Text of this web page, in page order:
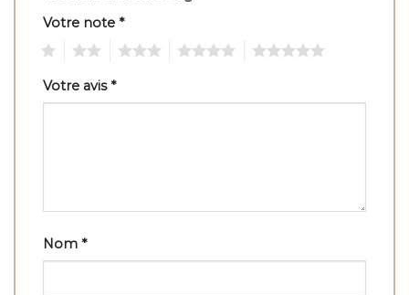
Votre note *
Votre avis*
Nom *